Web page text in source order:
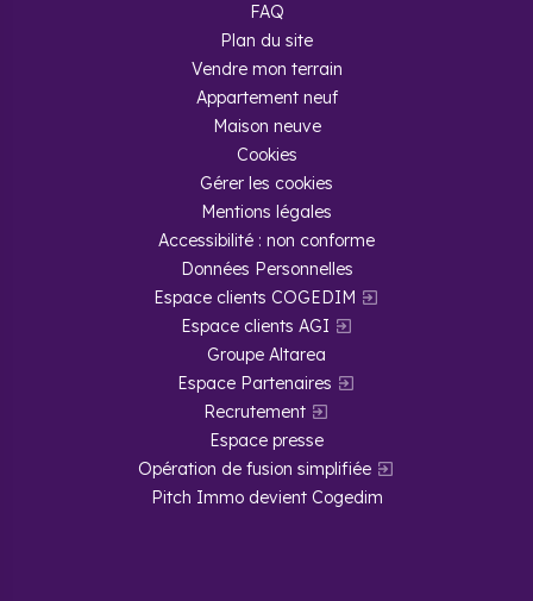
FAQ
Plan du site
Vendre mon terrain
Appartement neuf
Maison neuve
Cookies
Gérer les cookies
Mentions légales
Accessibilité : non conforme
Données Personnelles
Espace clients COGEDIM
Espace clients AGI
Groupe Altarea
Espace Partenaires
Recrutement
Espace presse
Opération de fusion simplifiée
Pitch Immo devient Cogedim